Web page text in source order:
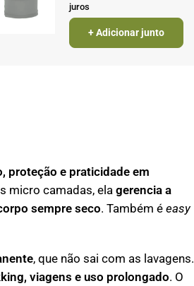
juros
+ Adicionar junto
proteção e praticidade em
micro camadas, ela gerencia a
sempre seco. Também é easy
, que não sai com as lavagens.
viagens e uso prolongado. O